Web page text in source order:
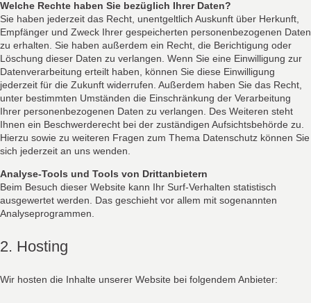
Welche Rechte haben Sie bezüglich Ihrer Daten?
Sie haben jederzeit das Recht, unentgeltlich Auskunft über Herkunft,
Empfänger und Zweck Ihrer gespeicherten personenbezogenen Daten
zu erhalten. Sie haben außerdem ein Recht, die Berichtigung oder
Löschung dieser Daten zu verlangen. Wenn Sie eine Einwilligung zur
Datenverarbeitung erteilt haben, können Sie diese Einwilligung
jederzeit für die Zukunft widerrufen. Außerdem haben Sie das Recht,
unter bestimmten Umständen die Einschränkung der Verarbeitung
Ihrer personenbezogenen Daten zu verlangen. Des Weiteren steht
Ihnen ein Beschwerderecht bei der zuständigen Aufsichtsbehörde zu.
Hierzu sowie zu weiteren Fragen zum Thema Datenschutz können Sie
sich jederzeit an uns wenden.
Analyse-Tools und Tools von Drittanbietern
Beim Besuch dieser Website kann Ihr Surf-Verhalten statistisch
ausgewertet werden. Das geschieht vor allem mit sogenannten
Analyseprogrammen.
2. Hosting
Wir hosten die Inhalte unserer Website bei folgendem Anbieter: